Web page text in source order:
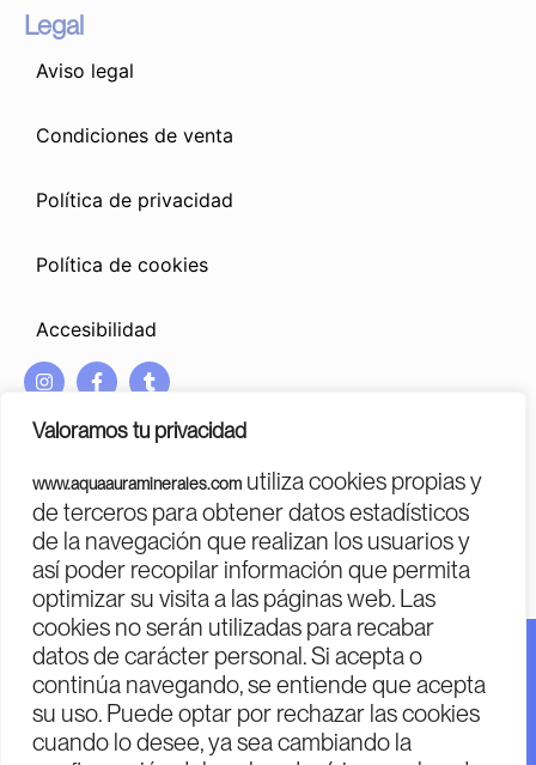
Valoramos tu privacidad
www.aquaauraminerales.com utiliza cookies propias y
de terceros para obtener datos estadísticos
de la navegación que realizan los usuarios y
así poder recopilar información que permita
optimizar su visita a las páginas web. Las
cookies no serán utilizadas para recabar
datos de carácter personal. Si acepta o
continúa navegando, se entiende que acepta
su uso. Puede optar por rechazar las cookies
cuando lo desee, ya sea cambiando la
Legal
Aviso legal
Condiciones de venta
Política de privacidad
Política de cookies
Accesibilidad
I
n
s
t
g
r
a
m
F
a
c
e
o
o
k
-
f
T
u
m
b
r
PROGRAMA KIT DIGITAL COFINANCIADO POR LOS FONDOS
NEXT GENERATION (EU)
DEL MECANISMO DE RECUPERACIÓN Y RESILENCIA
Financiado por la Unión Europea – Next Generation EU.
Financiado por la Unión Europea – Next Generation EU.
Sin embargo, los puntos de vista y las opiniones